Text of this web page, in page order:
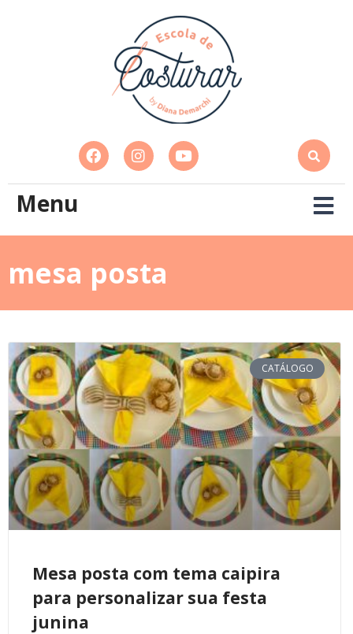
Menu
mesa posta
CATÁLOGO
Mesa posta com tema caipira
para personalizar sua festa
junina